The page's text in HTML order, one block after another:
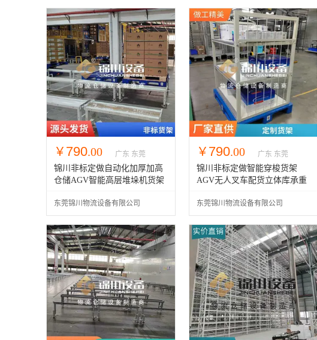
￥ 790.00 广东 东莞
锦川非标定做自动化加厚加高
仓储AGV智能高层堆垛机货架
东莞锦川物流设备有限公司
￥ 790.00 广东 东莞
锦川非标定做智能穿梭货架
AGV无人叉车配货立体库承重
东莞锦川物流设备有限公司